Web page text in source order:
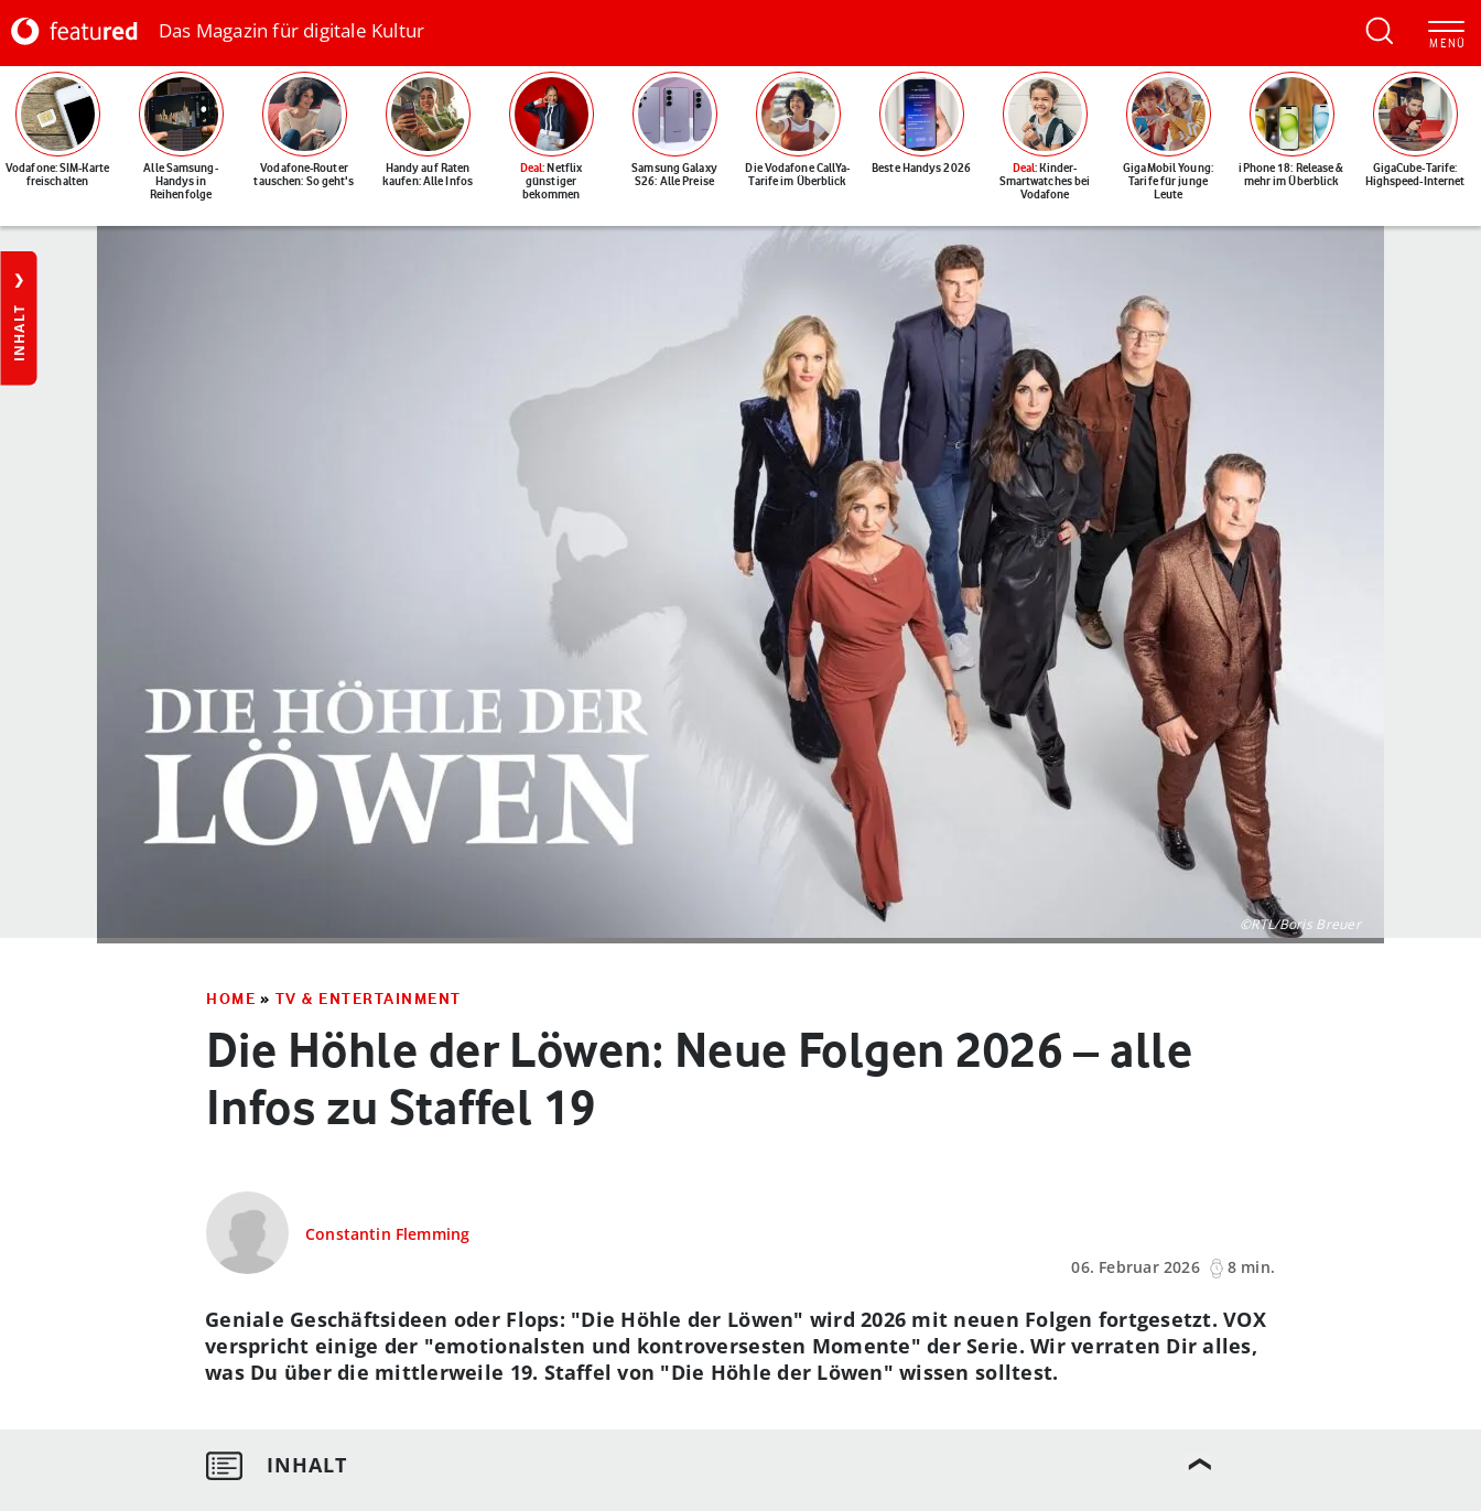
Das Magazin für digitale Kultur
Vodafone: SIM-Karte
freischalten
Alle Samsung-
Handys in
Reihenfolge
Vodafone-Router
tauschen: So geht's
Handy auf Raten
kaufen: Alle Infos
Deal: Netflix
günstiger
bekommen
Samsung Galaxy
S26: Alle Preise
Die Vodafone CallYa-
Tarife im Überblick
Beste Handys 2026 Deal: Kinder-
Smartwatches bei
Vodafone
GigaMobil Young:
Tarife für junge
Leute
iPhone 18: Release &
mehr im Überblick
GigaCube-Tarife:
Highspeed-Internet
INHALT
©RTL/Boris Breuer
HOME » TV & ENTERTAINMENT
Die Höhle der Löwen: Neue Folgen 2026 – alle
Infos zu Staffel 19
Constantin Flemming
06. Februar 2026
8 min.
Geniale Geschäftsideen oder Flops: "Die Höhle der Löwen" wird 2026 mit neuen Folgen fortgesetzt. VOX
verspricht einige der "emotionalsten und kontroversesten Momente" der Serie. Wir verraten Dir alles,
was Du über die mittlerweile 19. Staffel von "Die Höhle der Löwen" wissen solltest.